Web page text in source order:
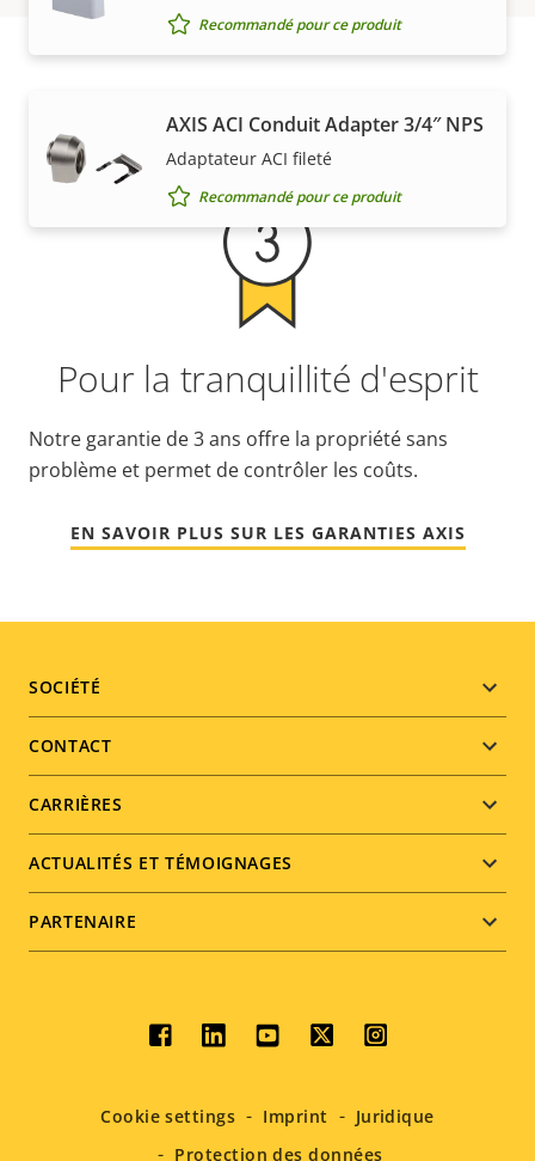
Recommandé pour ce produit
AXIS ACI Conduit Adapter 3/4″ NPS
Adaptateur ACI fileté
Recommandé pour ce produit
Garantie
Pour la tranquillité d'esprit
Notre garantie de 3 ans offre la propriété sans
problème et permet de contrôler les coûts.
EN SAVOIR PLUS SUR LES GARANTIES AXIS
Footer
menu
SOCIÉTÉ
CONTACT
CARRIÈRES
ACTUALITÉS ET TÉMOIGNAGES
PARTENAIRE
Social
menu
Cookie settings Imprint
Juridique
Protection des données